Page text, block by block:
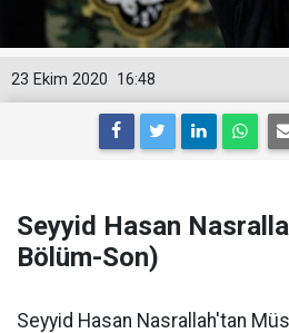
16:48
23 Ekim 2020
Seyyid Hasan
Bölüm-Son)
Seyyid Hasan Nasrallah'tan